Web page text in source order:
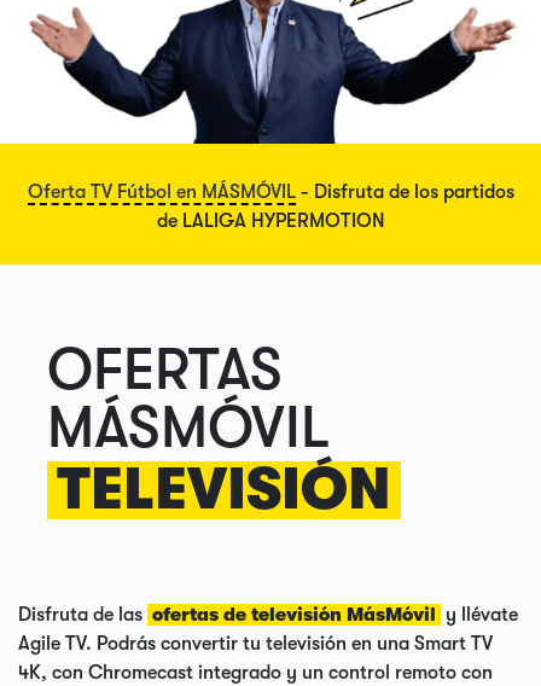
Oferta TV Fútbol en MÁSMÓVIL- Disfruta de los partidos
de LALIGA HYPERMOTION
OFERTAS
MÁSMÓVIL
TELEVISIÓN
Disfruta de las ofertas de televisión MásMóvil y llévate
Agile TV. Podrás convertir tu televisión en una Smart TV
4K, con Chromecast integrado y un control remoto con